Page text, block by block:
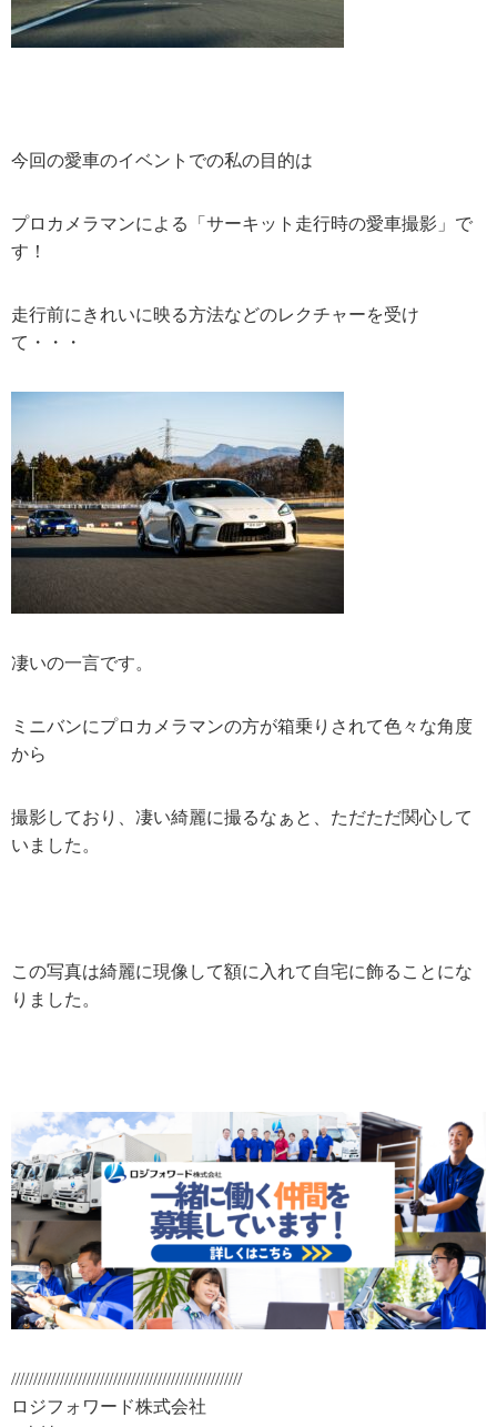
今回の愛車のイベントでの私の目的は
プロカメラマンによる「サーキット走行時の愛車撮影」で
す！
走行前にきれいに映る方法などのレクチャーを受け
て・・・
凄いの一言です。
ミニバンにプロカメラマンの方が箱乗りされて色々な角度
から
撮影しており、凄い綺麗に撮るなぁと、ただただ関心して
いました。
この写真は綺麗に現像して額に入れて自宅に飾ることにな
りました。
////////////////////////////////////////////////////
ロジフォワード株式会社